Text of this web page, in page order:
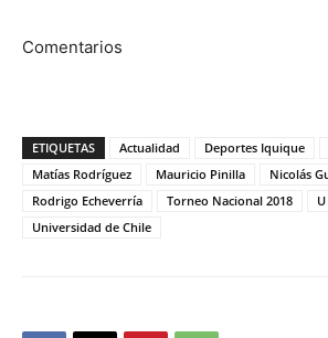
Comentarios
ETIQUETAS Actualidad Deportes Iquique
Matías Rodríguez
Mauricio Pinilla Nicolás
Rodrigo Echeverría
Torneo Nacional 2018
Universidad de Chile